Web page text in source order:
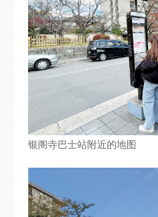
银阁寺巴士站附近的地图